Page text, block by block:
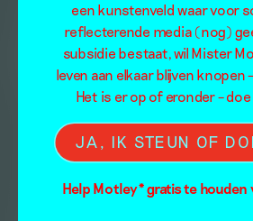
een kunstenveld waar voor
reflecterende media (nog)
subsidie bestaat, wil Mister
leven aan elkaar blijven knopen
Het is er op of eronder –
JA, IK STEUN OF
Help Motley* gratis te houden